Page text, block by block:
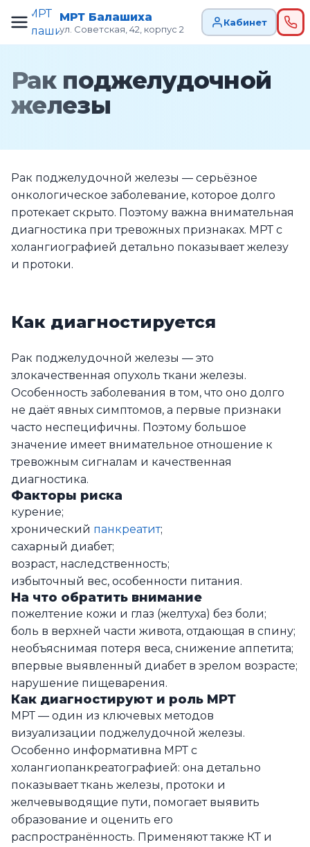
МРТ Балашиха
ул. Советская, 42, корпус 2
Кабинет
Рак поджелудочной
железы
Рак поджелудочной железы — серьёзное
онкологическое заболевание, которое долго
протекает скрыто. Поэтому важна внимательная
диагностика при тревожных признаках. МРТ с
холангиографией детально показывает железу
и протоки.
Как диагностируется
Рак поджелудочной железы — это
злокачественная опухоль ткани железы.
Особенность заболевания в том, что оно долго
не даёт явных симптомов, а первые признаки
часто неспецифичны. Поэтому большое
значение имеет внимательное отношение к
тревожным сигналам и качественная
диагностика.
Факторы риска
курение;
хронический панкреатит;
сахарный диабет;
возраст, наследственность;
избыточный вес, особенности питания.
На что обратить внимание
пожелтение кожи и глаз (желтуха) без боли;
боль в верхней части живота, отдающая в спину;
необъяснимая потеря веса, снижение аппетита;
впервые выявленный диабет в зрелом возрасте;
нарушение пищеварения.
Как диагностируют и роль МРТ
МРТ — один из ключевых методов
визуализации поджелудочной железы.
Особенно информативна МРТ с
холангиопанкреатографией: она детально
показывает ткань железы, протоки и
желчевыводящие пути, помогает выявить
образование и оценить его
распространённость. Применяют также КТ и